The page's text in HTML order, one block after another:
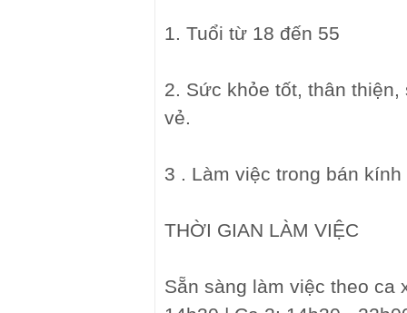
1. Tuổi từ 18 đến 55
2. Sức khỏe tốt, thân
vẻ.
3 . Làm việc trong bán kính
THỜI GIAN LÀM VIỆC
Sẵn sàng làm việc theo ca